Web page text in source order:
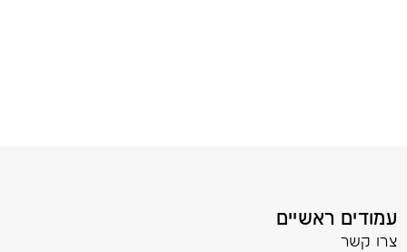
עמודים ראשיים
צרו קשר